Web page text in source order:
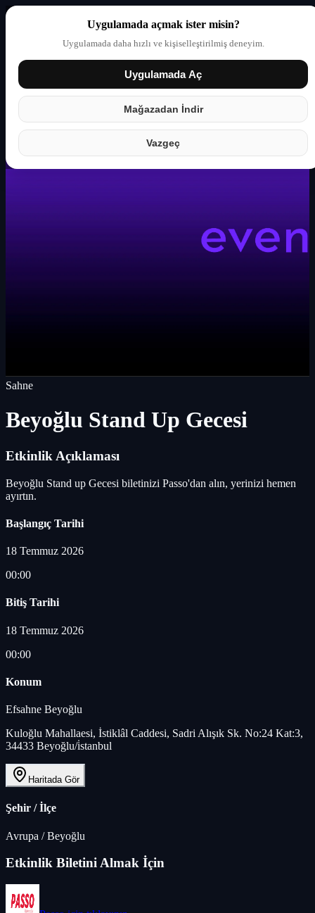
Uygulamada açmak ister misin?
Uygulamada daha hızlı ve kişiselleştirilmiş deneyim.
Uygulamada Aç
Mağazadan İndir
Vazgeç
Giriş yap Partner
Sahne
Beyoğlu Stand Up Gecesi
Etkinlik Açıklaması
Beyoğlu Stand up Gecesi biletinizi Passo'dan alın, yerinizi hemen
ayırtın.
Başlangıç Tarihi
18 Temmuz 2026
00:00
Bitiş Tarihi
18 Temmuz 2026
00:00
Konum
Efsahne Beyoğlu
Kuloğlu Mahallaesi, İstiklâl Caddesi, Sadri Alışık Sk. No:24 Kat:3,
34433 Beyoğlu/i̇stanbul
Haritada Gör
Şehir / İlçe
Avrupa /Beyoğlu
Etkinlik Biletini Almak İçin